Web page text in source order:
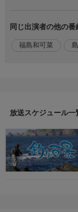
鮎の習性を利用した
ームグラウンドの名
する福島和可菜さん
番組内容２
HP
http://www.bs-tbs.co.jp/
同じ出演者の他の番
福島和可菜
放送スケジュール一